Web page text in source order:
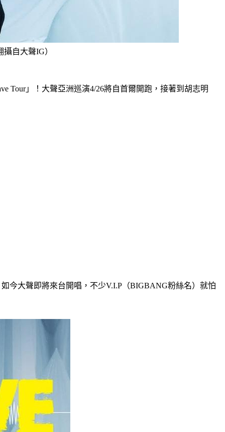
自大聲IG）
Tour」！大聲亞洲巡演4/26將自首爾開跑，接著到胡志明
今大聲即將來台開唱，不少V.I.P（BIGBANG粉絲名）就怕